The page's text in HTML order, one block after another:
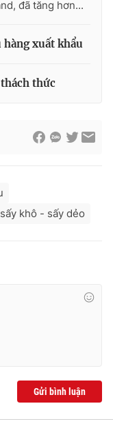
số 483/GP-BTTTT
932
đã tăng hơn...
hàng xuất khẩu
thức
khô - sấy dẻo
Gửi bình luận